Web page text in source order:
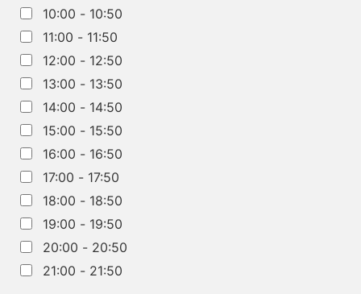
10:00 - 10:50
11:00 - 11:50
12:00 - 12:50
13:00 - 13:50
14:00 - 14:50
15:00 - 15:50
16:00 - 16:50
17:00 - 17:50
18:00 - 18:50
19:00 - 19:50
20:00 - 20:50
21:00 - 21:50